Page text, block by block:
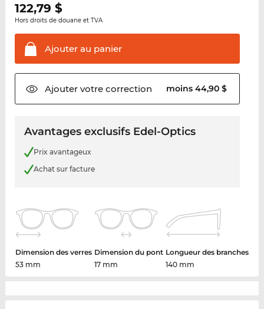
122,79 $
Hors droits de douane et TVA
Ajouter au panier
Ajouter votrecorrection moins 44,90 $
Avantages exclusifs Edel-Optics
Prix avantageux
Achat sur facture
Dimension des verres
53 mm
Dimension du pont
17 mm
Longueur des branches
140 mm